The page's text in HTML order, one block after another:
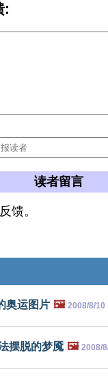
:
读者留言
馈。
奥运图片 🖼️ 2008/8/10
摆脱的梦魇 🖼️ 2008/